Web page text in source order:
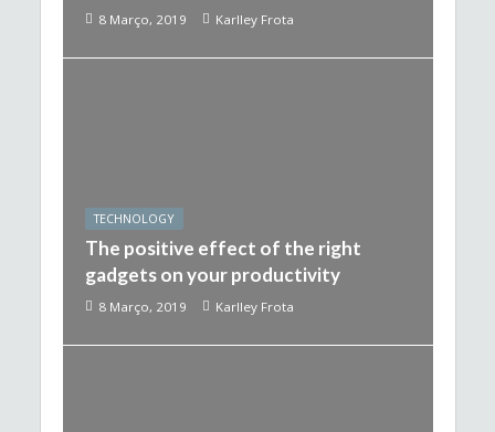
8 Março, 2019 Karlley Frota
TECHNOLOGY
The positive effect of the right
gadgets on your productivity
8 Março, 2019 Karlley Frota